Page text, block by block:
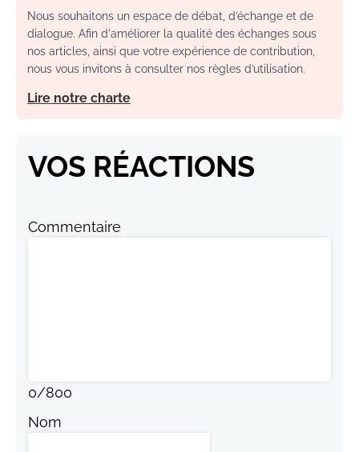
Nous souhaitons un espace de débat, d’échange et de
dialogue. Afin d'améliorer la qualité des échanges sous
nos articles, ainsi que votre expérience de contribution,
nous vous invitons à consulter nos règles d’utilisation.
Lire notre charte
VOS RÉACTIONS
Commentaire
0/800
Nom